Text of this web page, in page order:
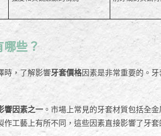
哪些？
時，了解影響牙套價格因素是非常重要的。
響因素之一 。市場上常見的牙套材質包括全
工藝上有所不同，這些因素直接影響了牙套